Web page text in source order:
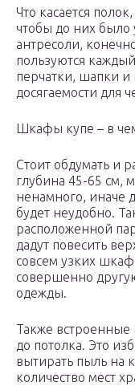
Что касается
чтобы до них было
антресоли,
пользуются
перчатки, шапки
досягаемости для
Шкафы купе – в
Стоит обдумать и
глубина 45-65 см,
ненамного, иначе
будет неудобно.
расположенной
дадут повесить
совсем узких
совершенно
одежды.
Также
до потолка. Это
вытирать пыль на
количество мест